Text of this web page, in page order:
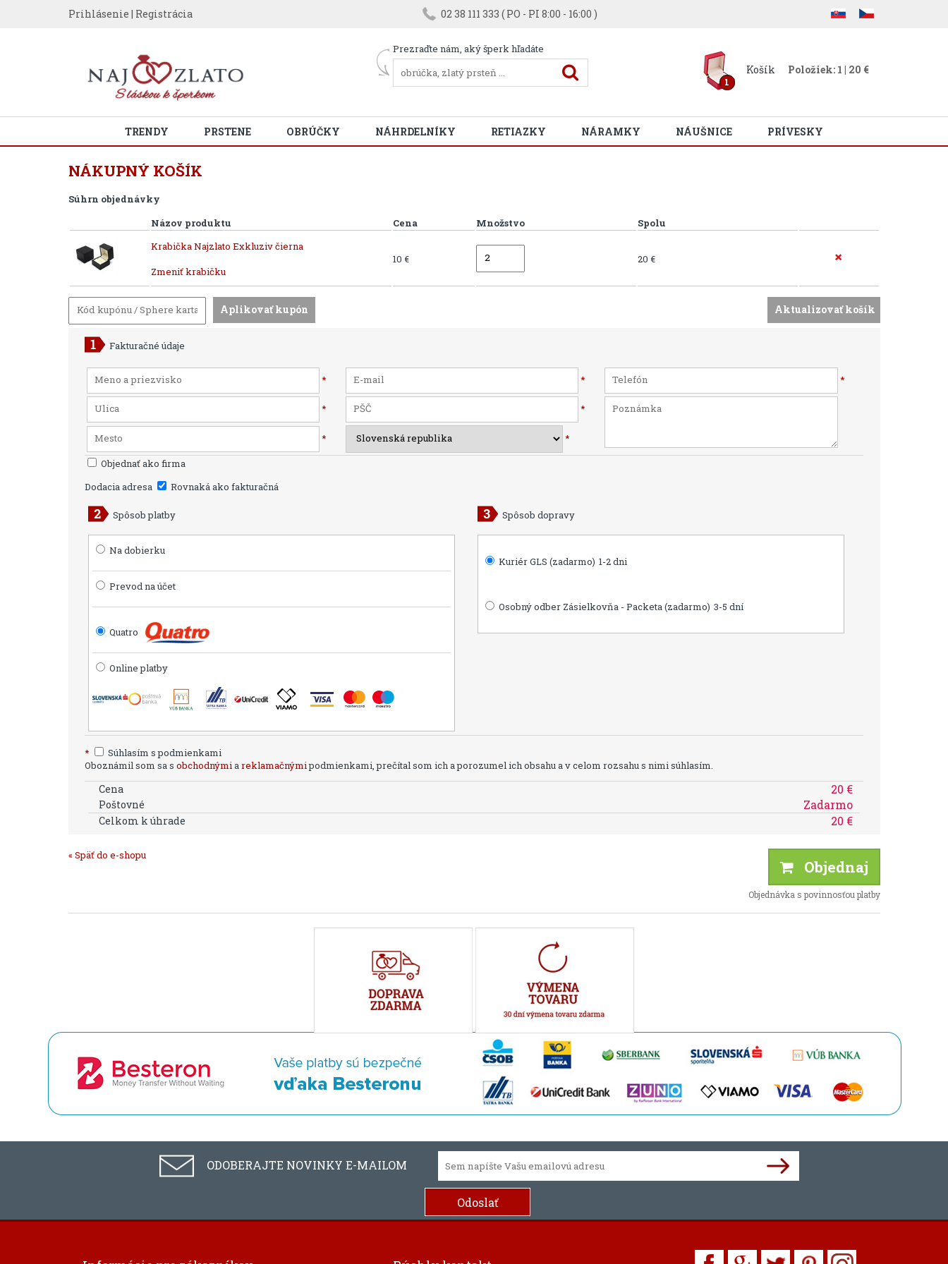
Prihlásenie | Registrácia 02 38 111 333 ( PO - PI 8:00 - 16:00 )
Prezraďte nám, aký šperk hľadáte
1
Košík Položiek: 1 | 20 €
TRENDY PRSTENE OBRÚČKY NÁHRDELNÍKY RETIAZKY NÁRAMKY NÁUŠNICE PRÍVESKY
NÁKUPNÝ KOŠÍK
Súhrn objednávky
Názov produktu
Cena Množstvo
Spolu
Krabička Najzlato Exkluziv čierna
Zmeniť krabičku
10 € 20 €
Fakturačné údaje
* * *
* *
*
*
Objednať ako firma
Dodacia adresa
Rovnaká ako fakturačná
Spôsob platby
Na dobierku
Prevod na účet
Quatro
Online platby
Spôsob dopravy
Kuriér GLS (zadarmo) 1-2 dni
Osobný odber Zásielkovňa - Packeta (zadarmo) 3-5 dní
*
Súhlasím s podmienkami
Oboznámil som sa s obchodnýmiareklamačnýmipodmienkami, prečítal som ich a porozumel ich obsahu a v celom rozsahu s nimi súhlasím.
Cena 20 €
Poštovné Zadarmo
Celkom k úhrade 20 €
« Späť do e-shopu
Objednaj
Objednávka s povinnosťou platby
ODOBERAJTE NOVINKY E-MAILOM